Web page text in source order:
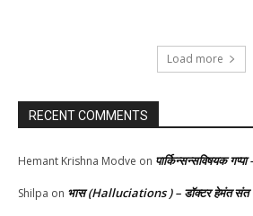
Load more
RECENT COMMENTS
Hemant Krishna Modve on पार्किन्सन्सविषयक
Shilpa on भास (Halluciations ) – डॉक्टर हेमंत संत